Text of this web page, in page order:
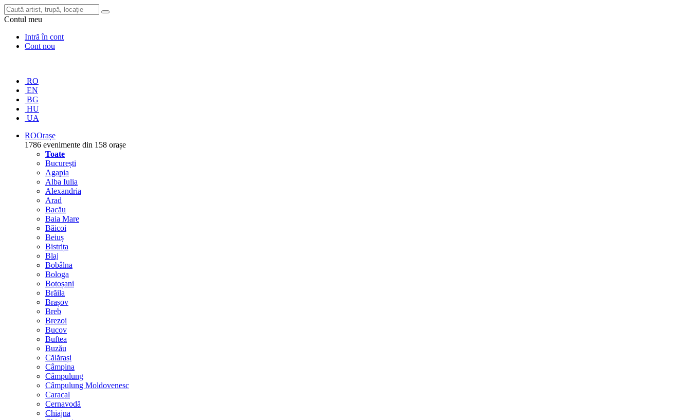
Contul meu
Intră în cont
Cont nou
RO
EN
BG
HU
UA
ROOrașe
1786 evenimente din 158 orașe
Toate
București
Agapia
Alba Iulia
Alexandria
Arad
Bacău
Baia Mare
Băicoi
Beiuș
Bistrița
Blaj
Bobâlna
Bologa
Botoșani
Brăila
Brașov
Breb
Brezoi
Bucov
Buftea
Buzău
Călărași
Câmpina
Câmpulung
Câmpulung Moldovenesc
Caracal
Cernavodă
Chiajna